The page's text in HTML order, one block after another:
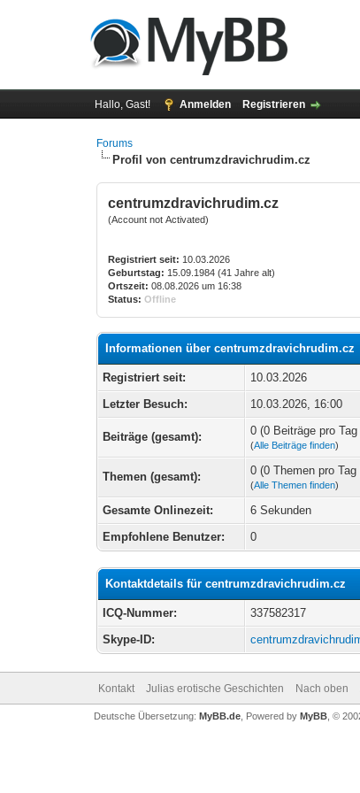
Hallo, Gast! Anmelden Registrieren
Forums
Profil von centrumzdravichrudim.cz
centrumzdravichrudim.cz
(Account not Activated)
Registriert seit: 10.03.2026
Geburtstag: 15.09.1984 (41 Jahre alt)
Ortszeit: 08.08.2026 um 16:38
Status: Offline
Informationen über centrumzdravichrudim.cz
Registriert seit:
10.03.2026
Letzter Besuch:
10.03.2026, 16:00
Beiträge (gesamt): 0 (0 Beiträge pro
(Alle Beiträge finden)
Themen (gesamt): 0 (0 Themen pro
(Alle Themen finden)
Gesamte Onlinezeit:
6 Sekunden
Empfohlene Benutzer:
0
Kontaktdetails für centrumzdravichrudim.cz
ICQ-Nummer:
337582317
Skype-ID:
Kontakt Julias erotische Geschichten Nach oben
Deutsche Übersetzung: MyBB.de, Powered by MyBB, ©